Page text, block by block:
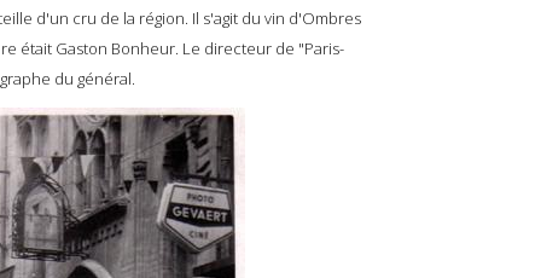
d'un cru de la région. Il s'agit du vin d'Ombres
était Gaston Bonheur. Le directeur de "Paris-
du général.